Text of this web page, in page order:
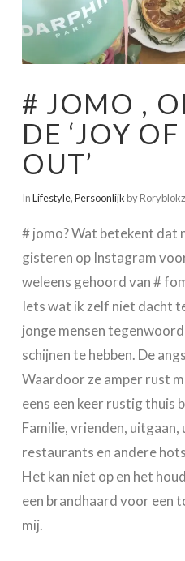
# JOMO ,
DE ‘JOY
OUT’
InLifestyle,Persoonlijk by
# jomo? Wat betekent dat
gisteren op Instagram
weleens gehoord van #
Iets wat ik zelf niet dacht
jonge mensen
schijnen te hebben. De
Waardoor ze amper rust
eens een keer rustig thuis
Familie, vrienden, uitgaan,
restaurants en andere
Het kan niet op en het
een brandhaard voor een
mij.